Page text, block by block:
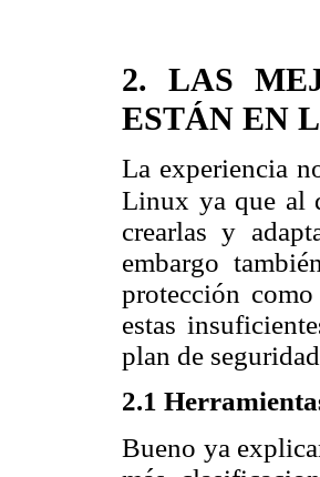
2. LAS
ESTÁN EN
La experiencia
Linux ya que al
crearlas y
embargo
protección
estas
plan de
2.1
Bueno ya